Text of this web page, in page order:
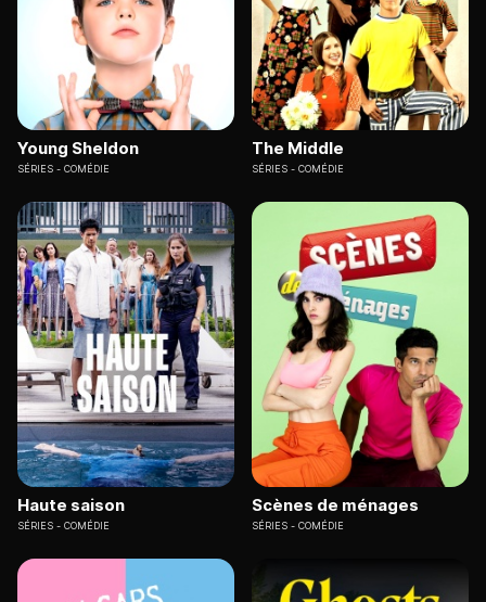
Young Sheldon
SÉRIES COMÉDIE
The Middle
SÉRIES COMÉDIE
Haute saison
SÉRIES COMÉDIE
Scènes de ménages
SÉRIES COMÉDIE